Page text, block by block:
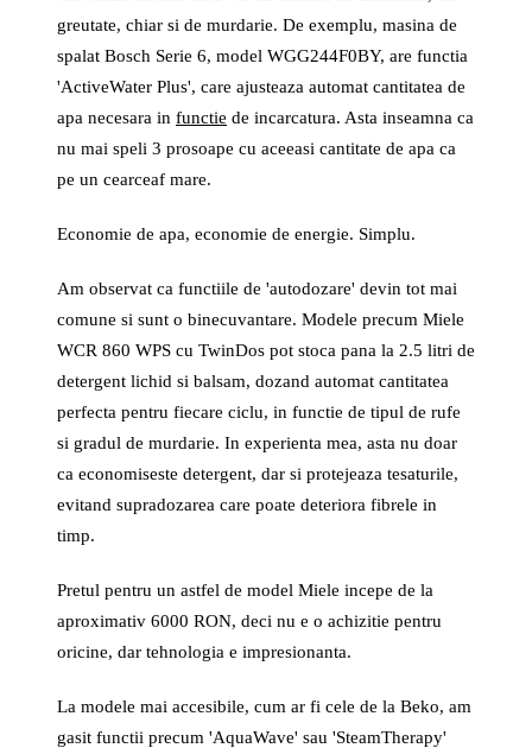
greutate, chiar si de murdarie. De exemplu, masina de
spalat Bosch Serie 6, model WGG244F0BY, are functia
'ActiveWater Plus', care ajusteaza automat cantitatea de
apa necesara in functie de incarcatura. Asta inseamna ca
nu mai speli 3 prosoape cu aceeasi cantitate de apa ca
pe un cearceaf mare.
Economie de apa, economie de energie. Simplu.
Am observat ca functiile de 'autodozare' devin tot mai
comune si sunt o binecuvantare. Modele precum Miele
WCR 860 WPS cu TwinDos pot stoca pana la 2.5 litri de
detergent lichid si balsam, dozand automat cantitatea
perfecta pentru fiecare ciclu, in functie de tipul de rufe
si gradul de murdarie. In experienta mea, asta nu doar
ca economiseste detergent, dar si protejeaza tesaturile,
evitand supradozarea care poate deteriora fibrele in
timp.
Pretul pentru un astfel de model Miele incepe de la
aproximativ 6000 RON, deci nu e o achizitie pentru
oricine, dar tehnologia e impresionanta.
La modele mai accesibile, cum ar fi cele de la Beko, am
gasit functii precum 'AquaWave' sau 'SteamTherapy'